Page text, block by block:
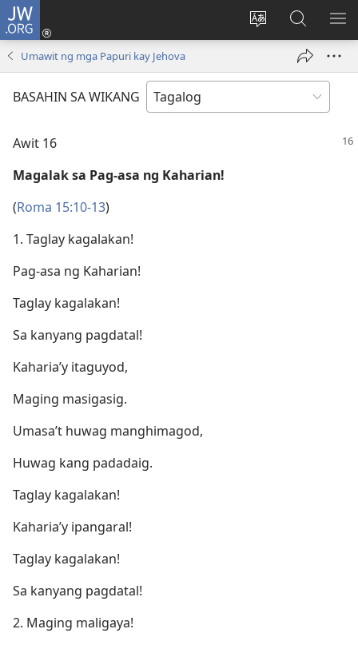
JW.ORG
Baguhin
ng
Mag-
log
bubukas
sa
JW.ORG
Umawit ng mga Papuri kay Jehova
BASAHIN SA WIKANG
Awit 16
Magalak sa Pag-asa ng Kaharian!
(Roma 15:10-13)
1. Taglay kagalakan!
Pag-asa ng Kaharian!
Taglay kagalakan!
Sa kanyang pagdatal!
Kaharia’y itaguyod,
Maging masigasig.
Umasa’t huwag manghimagod,
Huwag kang padadaig.
Taglay kagalakan!
Kaharia’y ipangaral!
Taglay kagalakan!
Sa kanyang pagdatal!
2. Maging maligaya!